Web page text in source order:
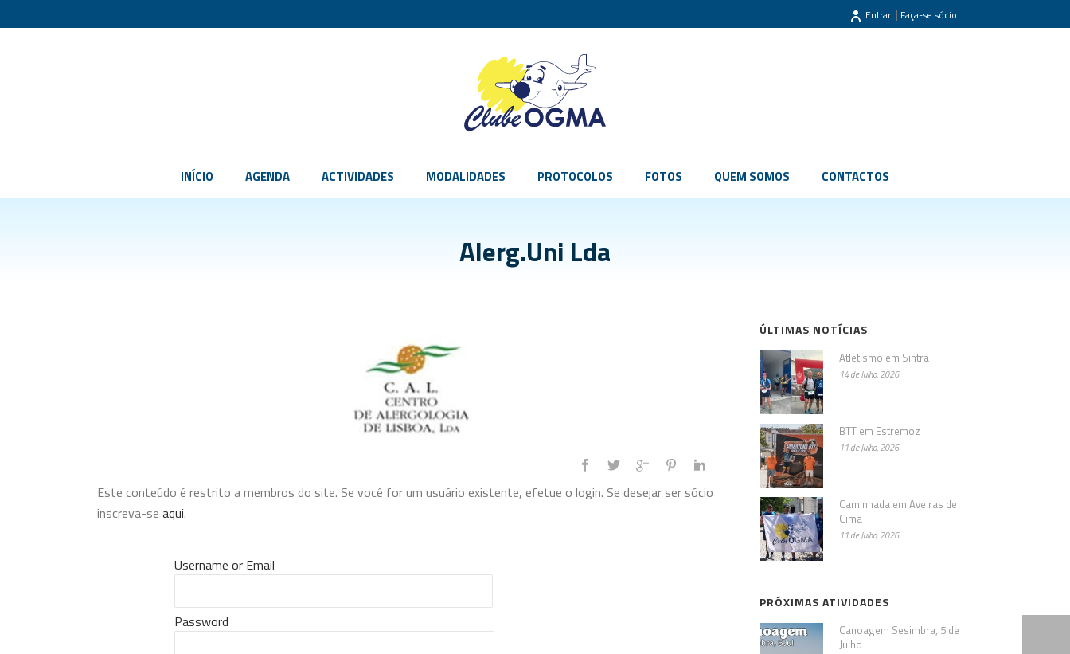
Entrar | Faça-se sócio
INÍCIO AGENDA ACTIVIDADES MODALIDADES PROTOCOLOS FOTOS QUEM SOMOS CONTACTOS
Alerg.Uni Lda
Este conteúdo é restrito a membros do site. Se você for um usuário existente, efetue o login. Se desejar ser sócio
inscreva-se aqui.
Username or Email
Password
ÚLTIMAS NOTÍCIAS
Atletismo em Sintra
14 de Julho, 2026
BTT em Estremoz
11 de Julho, 2026
Caminhada em Aveiras de
Cima
11 de Julho, 2026
PRÓXIMAS ATIVIDADES
Canoagem Sesimbra, 5 de
Julho